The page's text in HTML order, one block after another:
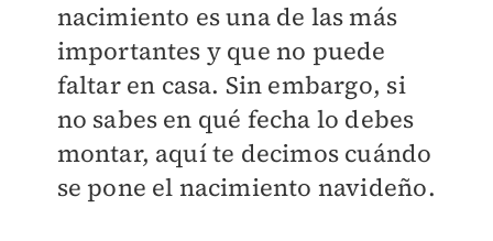
nacimiento es una de las más
importantes y que no puede
faltar en casa. Sin embargo, si
no sabes en qué fecha lo debes
montar, aquí te decimos cuándo
se pone el nacimiento navideño.